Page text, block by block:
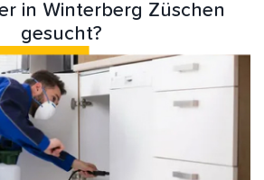
in Winterberg Züschen
gesucht?